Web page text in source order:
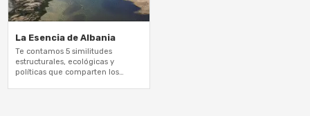
La Esencia de Albania
Te contamos 5 similitudes
estructurales, ecológicas y
políticas que comparten los